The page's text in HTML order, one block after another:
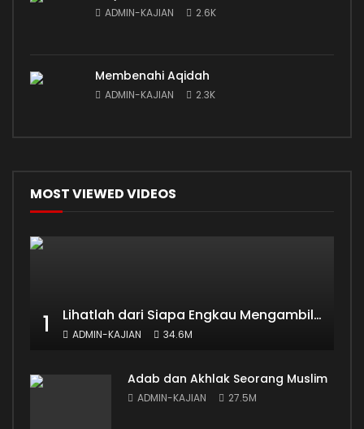
ADMIN-KAJIAN 2.6K
Membenahi Aqidah
ADMIN-KAJIAN 2.3K
MOST VIEWED VIDEOS
1 Lihatlah dari Siapa Engkau Mengambil Ilmu
ADMIN-KAJIAN 34.6M
Adab dan Akhlak Seorang Muslim
ADMIN-KAJIAN 27.5M